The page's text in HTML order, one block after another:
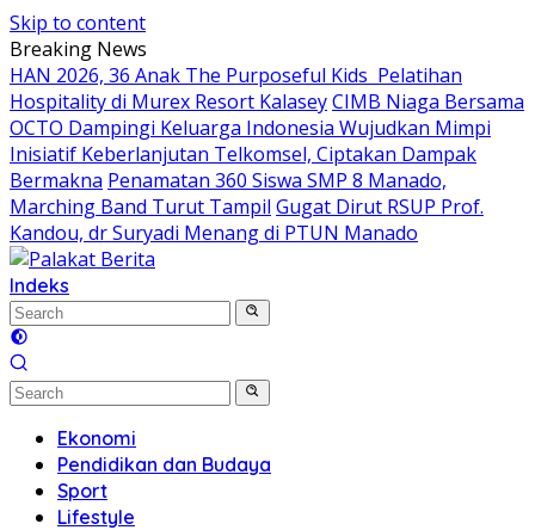
Skip to content
Breaking News
HAN 2026, 36 Anak The Purposeful Kids Pelatihan
Hospitality di Murex Resort KalaseyCIMB Niaga Bersama
OCTO Dampingi Keluarga Indonesia Wujudkan Mimpi
Inisiatif Keberlanjutan Telkomsel, Ciptakan Dampak
Bermakna Penamatan 360 Siswa SMP 8 Manado,
Marching Band Turut Tampil Gugat Dirut RSUP Prof.
Kandou, dr Suryadi Menang di PTUN Manado
Indeks
Ekonomi
Pendidikan dan Budaya
Sport
Lifestyle